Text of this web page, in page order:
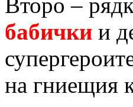
бабички и
на гниещия